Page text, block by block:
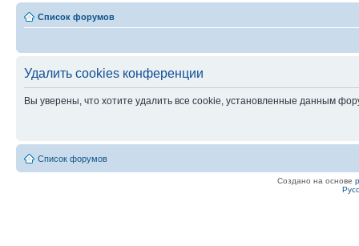
Список форумов
Удалить cookies конференции
Вы уверены, что хотите удалить все cookie, установленные данным
Список форумов
Создано на основе